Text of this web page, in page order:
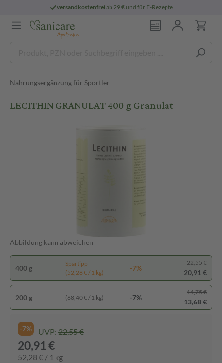
versandkostenfreiab 29 € und für E-Rezepte
Nahrungsergänzung für Sportler
LECITHIN GRANULAT 400 g Granulat
Abbildung kann abweichen
400 g
Spartipp
(52,28 € / 1 kg)
-7%
22,55 €
20,91 €
200 g (68,40 € / 1 kg) -7%
14,75 €
13,68 €
-7% UVP: 22,55 €
20,91 €
52,28 € / 1 kg